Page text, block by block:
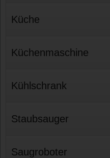
Küche
Küchenmaschine
Kühlschrank
Staubsauger
Saugroboter